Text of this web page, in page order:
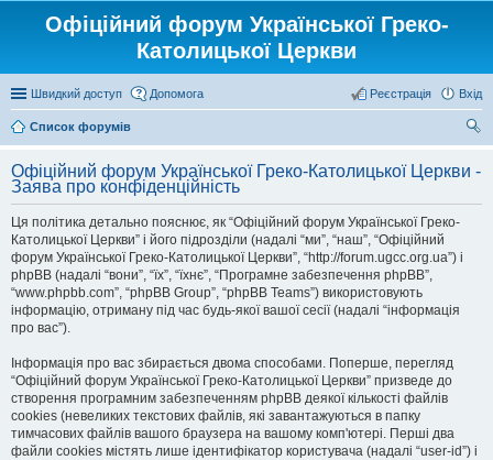
Офіційний форум Української Греко-
Католицької Церкви
Швидкий доступ Допомога Вхід
Реєстрація
Список форумів
Офіційний форум Української Греко-Католицької Церкви -
Заява про конфіденційність
Ця політика детально пояснює, як “Офіційний форум Української Греко-
Католицької Церкви” і його підрозділи (надалі “ми”, “наш”, “Офіційний
форум Української Греко-Католицької Церкви”, “http://forum.ugcc.org.ua”) і
phpBB (надалі “вони”, “їх”, “їхнє”, “Програмне забезпечення phpBB”,
“www.phpbb.com”, “phpBB Group”, “phpBB Teams”) використовують
інформацію, отриману під час будь-якої вашої сесії (надалі “інформація
про вас”).
Інформація про вас збирається двома способами. Поперше, перегляд
“Офіційний форум Української Греко-Католицької Церкви” призведе до
створення програмним забезпеченням phpBB деякої кількості файлів
cookies (невеликих текстових файлів, які завантажуються в папку
тимчасових файлів вашого браузера на вашому комп'ютері. Перші два
файли cookies містять лише ідентифікатор користувача (надалі “user-id”) і